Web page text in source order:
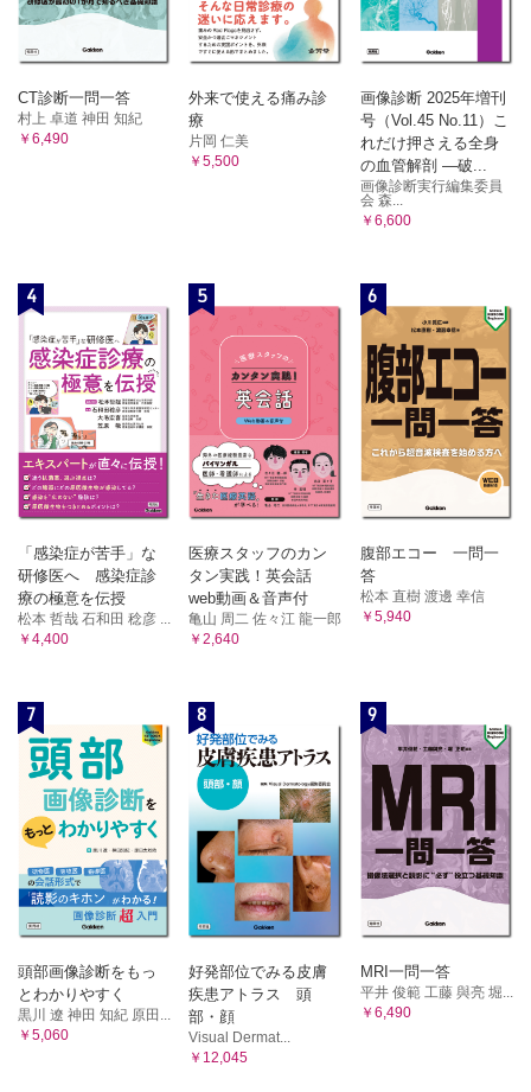
CT診断一問一答
村上 卓道 神田 知紀
￥6,490
外来で使える痛み診
療
片岡 仁美
￥5,500
画像診断 2025年増刊
号（Vol.45 No.11）こ
れだけ押さえる全身
の血管解剖 ―破...
画像診断実行編集委員
会 森...
￥6,600
4
「感染症が苦手」な
研修医へ 感染症診
療の極意を伝授
松本 哲哉 石和田 稔彦 ...
￥4,400
5
医療スタッフのカン
タン実践！英会話
web動画＆音声付
亀山 周二 佐々江 龍一郎
￥2,640
6
腹部エコー 一問一
答
松本 直樹 渡邊 幸信
￥5,940
7
頭部画像診断をもっ
とわかりやすく
黒川 遼 神田 知紀 原田...
￥5,060
8
好発部位でみる皮膚
疾患アトラス 頭
部・顔
Visual Dermat...
￥12,045
9
MRI一問一答
平井 俊範 工藤 與亮 堀...
￥6,490